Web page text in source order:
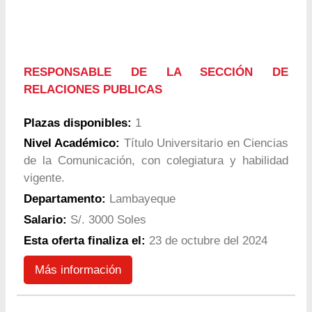
RESPONSABLE DE LA SECCIÓN DE
RELACIONES PUBLICAS
Plazas disponibles: 1
Nivel Académico: Título Universitario en Ciencias
de la Comunicación, con colegiatura y habilidad
vigente.
Departamento: Lambayeque
Salario: S/. 3000 Soles
Esta oferta finaliza el: 23 de octubre del 2024
Más información